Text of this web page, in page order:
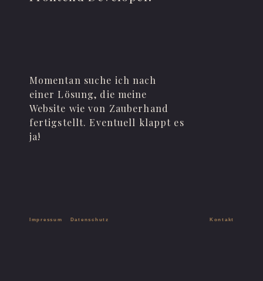
Momentan suche ich nach
einer Lösung, die meine
Website wie von Zauberhand
fertigstellt. Eventuell klappt es
ja!
Impressum Datenschutz Kontakt